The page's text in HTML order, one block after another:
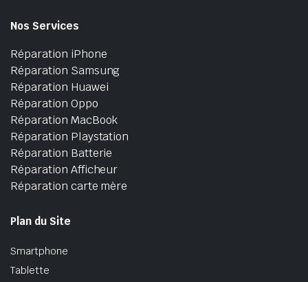
Nos Services
Réparation iPhone
Réparation Samsung
Réparation Huawei
Réparation Oppo
Réparation MacBook
Réparation Playstation
Réparation Batterie
Réparation Afficheur
Réparation carte mère
Plan du Site
Smartphone
Tablette